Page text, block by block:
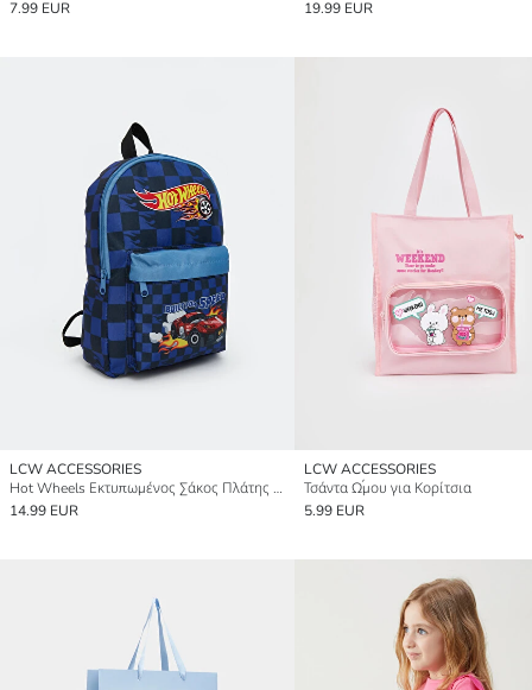
7.99 EUR 19.99 EUR
LCW ACCESSORIES
Hot Wheels Εκτυπωμένος Σάκος Πλάτης Αγόρι
14.99 EUR
LCW ACCESSORIES
Τσάντα Ώμου για Κορίτσια
5.99 EUR